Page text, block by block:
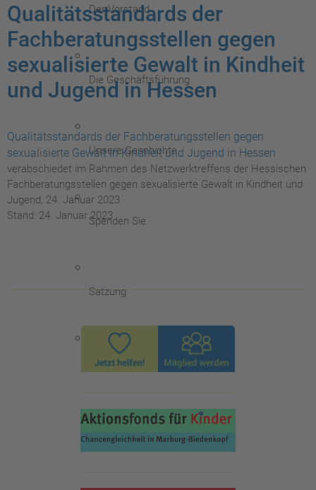
Der Vorstand
Die Geschäftsführung
Unsere Geschichte
Spenden Sie
Satzung
Der Kinderschutzbund
Der Bundesvorstand
Qualitätsstandards der
Fachberatungsstellen gegen
sexualisierte Gewalt in Kindheit
und Jugend in Hessen
Qualitätsstandards der Fachberatungsstellen gegen
sexualisierte Gewalt in Kindheit und Jugend in Hessen
verabschiedet im Rahmen des Netzwerktreffens der Hessischen
Fachberatungsstellen gegen sexualisierte Gewalt in Kindheit und
Jugend, 24. Januar 2023
Stand: 24. Januar 2023